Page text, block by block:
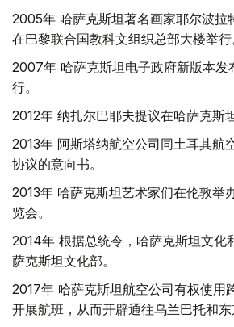
2005年 哈萨克斯坦著名画家耶尔波拉
在巴黎联合国教科文组织总部大楼举行
2007年 哈萨克斯坦电子政府新版本发
行。
2012年 纳扎尔巴耶夫提议在哈萨克斯
2013年 阿斯塔纳航空公司同土耳其航
协议的意向书。
2013年 哈萨克斯坦艺术家们在伦敦举
览会。
2014年 根据总统令，哈萨克斯坦文化
萨克斯坦文化部。
2017年 哈萨克斯坦航空公司有权使用
开展航班，从而开辟通往乌兰巴托和东